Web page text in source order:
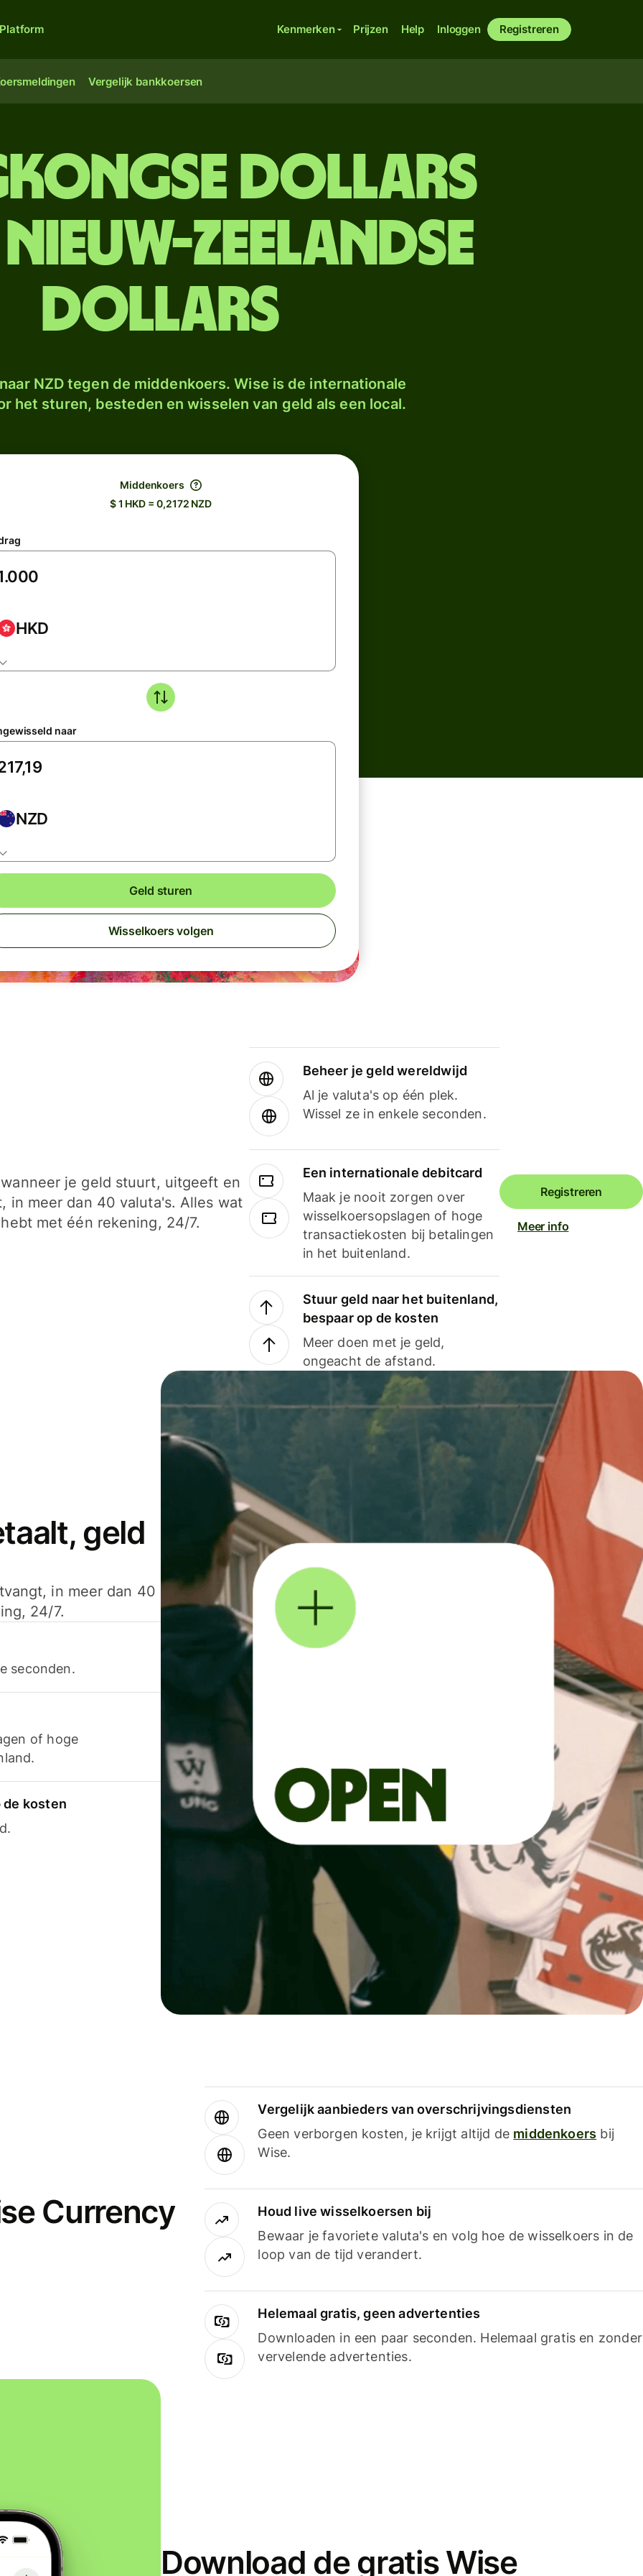
Platform Kenmerken Prijzen Help Inloggen Registreren
Vergelijk bankkoersen
dollars
Zeelandse
dollars
NZD tegen de middenkoers. Wise is de internationale
het sturen, besteden en wisselen van geld als een local.
Middenkoers
$ 1 HKD = 0,2172 NZD
HKD
naar
NZD
Geld sturen
Wisselkoers volgen
je geld stuurt, uitgeeft en
in meer dan 40 valuta's. Alles wat
met één rekening, 24/7.
Beheer je geld wereldwijd
Al je valuta's op één plek.
Wissel ze in enkele seconden.
Een internationale debitcard
Maak je nooit zorgen over
wisselkoersopslagen of hoge
transactiekosten bij betalingen
in het buitenland.
Stuur geld naar het buitenland,
bespaar op de kosten
Meer doen met je geld,
ongeacht de afstand.
Registreren
Meer info
geld
in meer dan 40
24/7.
seconden.
of hoge
de kosten
Currency
Vergelijk aanbieders van overschrijvingsdiensten
Geen verborgen kosten, je krijgt altijd de middenkoers bij
Wise.
Houd live wisselkoersen bij
Bewaar je favoriete valuta's en volg hoe de wisselkoers in de
loop van de tijd verandert.
Helemaal gratis, geen advertenties
Downloaden in een paar seconden. Helemaal gratis en zonder
vervelende advertenties.
Download de gratis Wise